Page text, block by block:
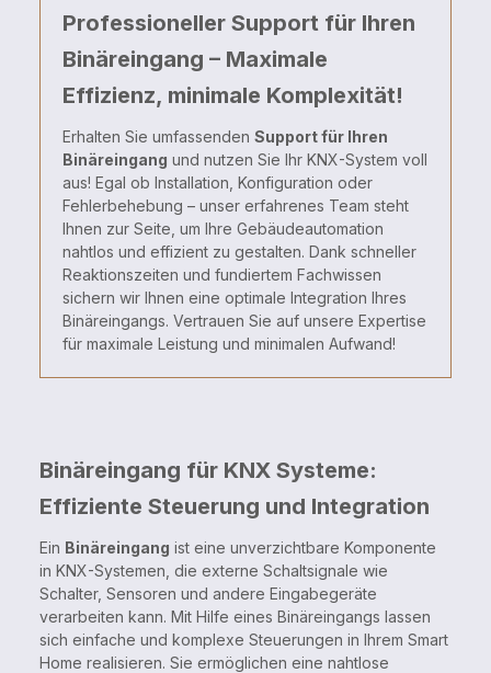
Professioneller Support für Ihren
Binäreingang – Maximale
Effizienz, minimale Komplexität!
Erhalten Sie umfassenden Support für Ihren
Binäreingang und nutzen Sie Ihr KNX-System voll
aus! Egal ob Installation, Konfiguration oder
Fehlerbehebung – unser erfahrenes Team steht
Ihnen zur Seite, um Ihre Gebäudeautomation
nahtlos und effizient zu gestalten. Dank schneller
Reaktionszeiten und fundiertem Fachwissen
sichern wir Ihnen eine optimale Integration Ihres
Binäreingangs. Vertrauen Sie auf unsere Expertise
für maximale Leistung und minimalen Aufwand!
Binäreingang für KNX Systeme:
Effiziente Steuerung und Integration
Ein Binäreingang ist eine unverzichtbare Komponente
in KNX-Systemen, die externe Schaltsignale wie
Schalter, Sensoren und andere Eingabegeräte
verarbeiten kann. Mit Hilfe eines Binäreingangs lassen
sich einfache und komplexe Steuerungen in Ihrem Smart
Home realisieren. Sie ermöglichen eine nahtlose